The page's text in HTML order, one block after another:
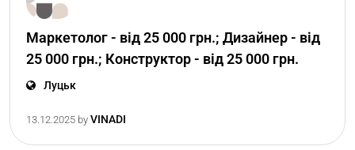
Маркетолог - від 25 000 грн.; Дизайнер - від
25 000 грн.; Конструктор - від 25 000 грн.
Луцьк
13.12.2025 by VINADI